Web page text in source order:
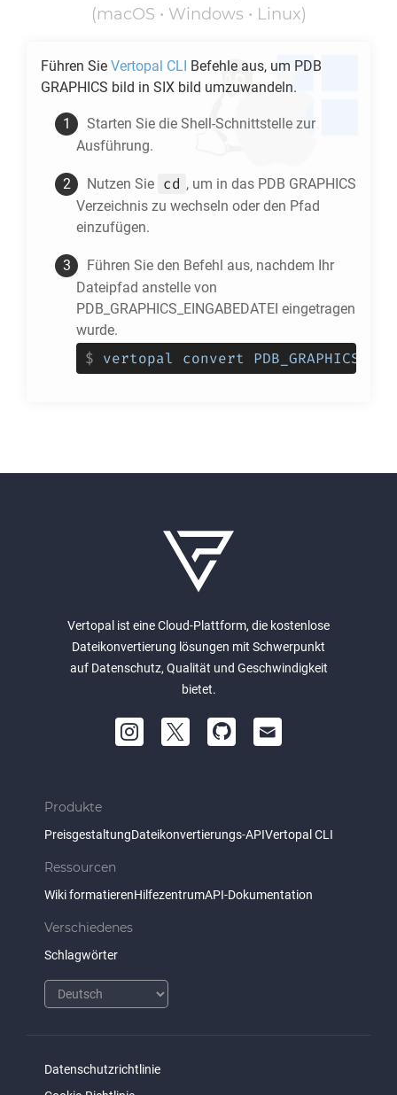
(macOS • Windows • Linux)
Führen Sie Vertopal CLI Befehle aus, um PDB
GRAPHICS bild in SIX bild umzuwandeln.
Starten Sie die Shell-Schnittstelle zur
Ausführung.
Nutzen Sie cd , um in das PDB GRAPHICS
Verzeichnis zu wechseln oder den Pfad
einzufügen.
Führen Sie den Befehl aus, nachdem Ihr
Dateipfad anstelle von
PDB_GRAPHICS_EINGABEDATEI eingetragen
wurde.
$ vertopal convert
Vertopal ist eine Cloud-Plattform, die kostenlose
Dateikonvertierung lösungen mit Schwerpunkt
auf Datenschutz, Qualität und Geschwindigkeit
bietet.
Produkte
PreisgestaltungDateikonvertierungs-APIVertopal CLI
Ressourcen
Wiki formatierenHilfezentrumAPI-Dokumentation
Verschiedenes
Schlagwörter
Datenschutzrichtlinie